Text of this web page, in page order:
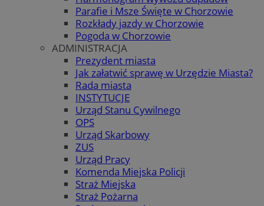
Parafie i Msze Święte w Chorzowie
Rozkłady jazdy w Chorzowie
Pogoda w Chorzowie
ADMINISTRACJA
Prezydent miasta
Jak załatwić sprawę w Urzędzie Miasta?
Rada miasta
INSTYTUCJE
Urząd Stanu Cywilnego
OPS
Urząd Skarbowy
ZUS
Urząd Pracy
Komenda Miejska Policji
Straż Miejska
Straż Pożarna